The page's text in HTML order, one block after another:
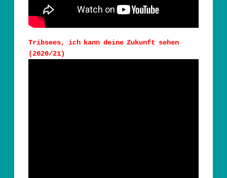
Tribsees, ich kann deine Zukunft sehen
(2020/21)